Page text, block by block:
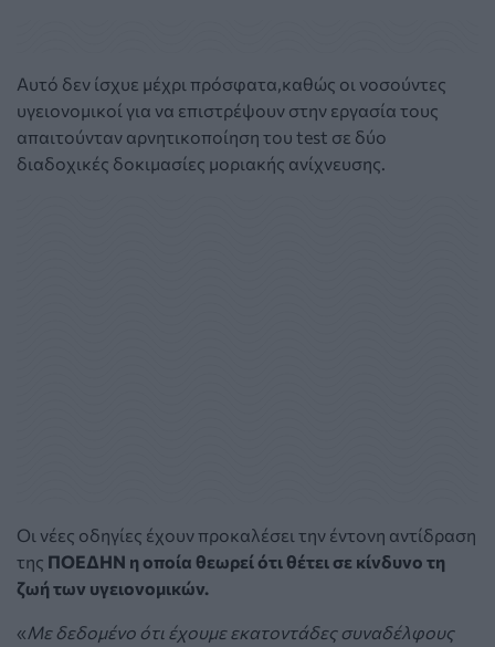
Αυτό δεν ίσχυε μέχρι πρόσφατα,καθώς οι νοσούντες
υγειονομικοί για να επιστρέψουν στην εργασία τους
απαιτούνταν αρνητικοποίηση του test σε δύο
διαδοχικές δοκιμασίες μοριακής ανίχνευσης.
Οι νέες οδηγίες έχουν προκαλέσει την έντονη αντίδραση
της ΠΟΕΔΗΝ η οποία θεωρεί ότι θέτει σε κίνδυνο τη
ζωή των υγειονομικών.
«Με δεδομένο ότι έχουμε εκατοντάδες συναδέλφους